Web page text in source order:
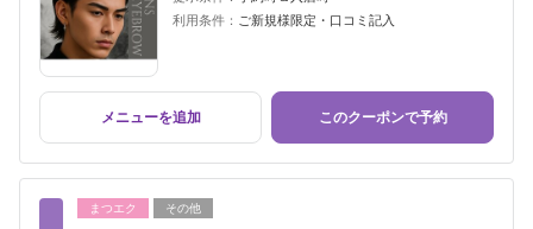
利用条件： ご新規様限定・口コミ記入
メニューを追加 このクーポンで予約
まつエク その他